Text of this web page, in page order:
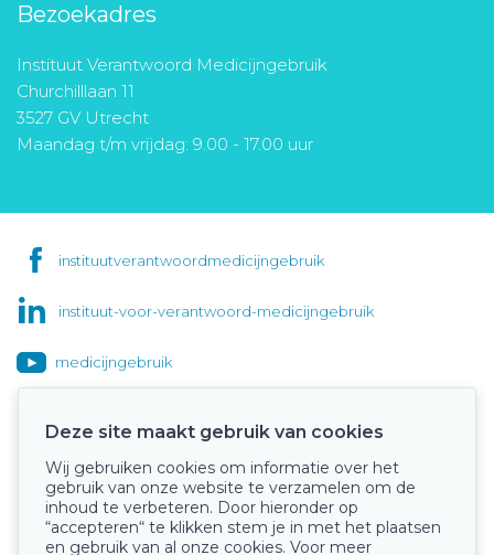
Bezoekadres
Instituut Verantwoord Medicijngebruik
Churchilllaan 11
3527 GV Utrecht
Maandag t/m vrijdag: 9.00 - 17.00 uur
instituutverantwoordmedicijngebruik
instituut-voor-verantwoord-medicijngebruik
medicijngebruik
Onze keurmerken
Deze site maakt gebruik van cookies
Wij gebruiken cookies om informatie over het
gebruik van onze website te verzamelen om de
inhoud te verbeteren. Door hieronder op
“accepteren“ te klikken stem je in met het plaatsen
en gebruik van al onze cookies. Voor meer